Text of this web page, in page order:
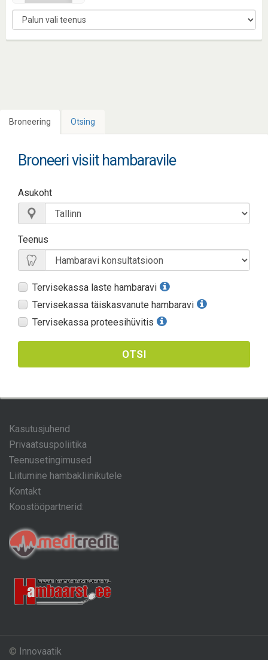
Broneering Otsing
Broneeri visiit hambaravile
Asukoht
Teenus
Tervisekassa laste hambaravi
Tervisekassa täiskasvanute hambaravi
Tervisekassa proteesihüvitis
OTSI
Kasutusjuhend
Privaatsuspoliitika
Teenusetingimused
Liitumine hambakliinikutele
Kontakt
Koostööpartnerid:
© Innovaatik